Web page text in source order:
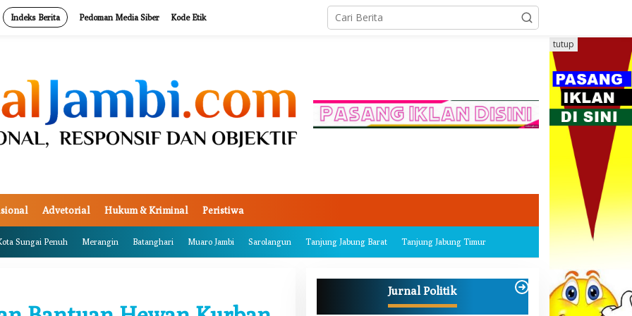
Indeks Berita Pedoman Media Siber Kode Etik
Advetorial Hukum & Kriminal Peristiwa
Sungai Penuh Merangin Batanghari Muaro Jambi Sarolangun Tanjung Jabung Barat Tanjung Jabung Timur
tutup
Jurnal Politik